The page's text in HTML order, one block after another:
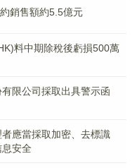
銷售額約5.5億元
料中期除稅後虧損500萬
限公司採取出具警示函
應當採取加密、去標識
安全